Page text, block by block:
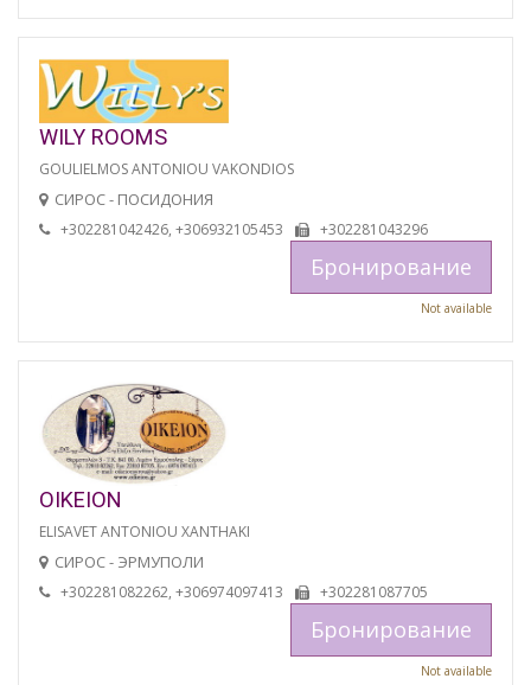
WILY ROOMS
GOULIELMOS ANTONIOU VAKONDIOS
СИРОС - ПОСИДОНИЯ
+302281042426, +306932105453 +302281043296
Бронирование
Not available
OIKEION
ELISAVET ANTONIOU XANTHAKI
СИРОС - ЭРМУПОЛИ
+302281082262, +306974097413 +302281087705
Бронирование
Not available